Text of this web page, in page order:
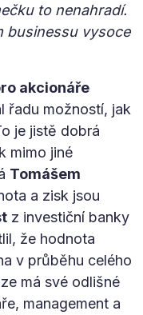
to nenahradí.
businessu vysoce
akcionáře
řadu možností, jak
je jistě dobrá
mimo jiné
Tomášem
a zisk jsou
z investiční banky
že hodnota
v průběhu celého
má své odlišné
management a